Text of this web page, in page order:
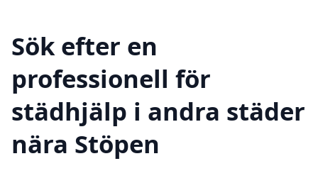
Sök efter en
professionell för
städhjälp i andra städer
nära Stöpen